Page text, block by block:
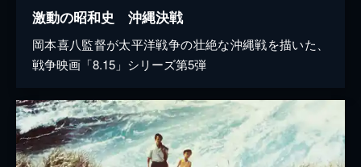
激動の昭和史 沖縄決戦
岡本喜八監督が太平洋戦争の壮絶な沖縄戦を描いた、
戦争映画「8.15」シリーズ第5弾